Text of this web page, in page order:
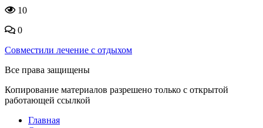
10
0
Совместили лечение с отдыхом
Все права защищены
Копирование материалов разрешено только с открытой
работающей ссылкой
Главная